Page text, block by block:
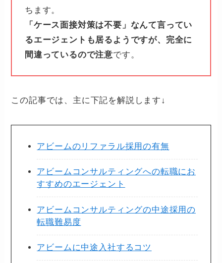
ちます。
「ケース面接対策は不要」なんて言ってい
るエージェントも居るようですが、完全に
間違っているので注意です。
この記事では、主に下記を解説します↓
アビームのリファラル採用の有無
アビームコンサルティングへの転職にお
すすめのエージェント
アビームコンサルティングの中途採用の
転職難易度
アビームに中途入社するコツ